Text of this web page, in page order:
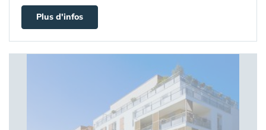
Plus d'infos